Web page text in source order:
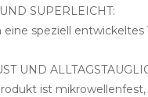
SUPERLEICHT:
eine speziell
UND
ist